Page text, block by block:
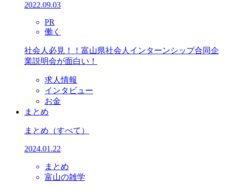
2022.09.03
PR
働く
社会人必見！！富山県社会人インターンシップ合同企
業説明会が面白い！
求人情報
インタビュー
お金
まとめ
まとめ （すべて）
2024.01.22
まとめ
富山の雑学